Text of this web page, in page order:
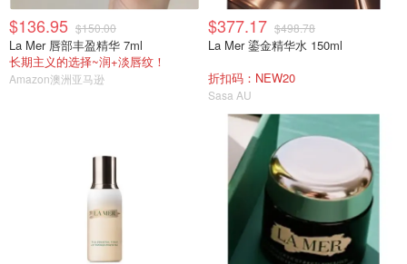
$136.95 $150.00
La Mer 唇部丰盈精华 7ml
长期主义的选择~润+淡唇纹！
Amazon澳洲亚马逊
$377.17 $498.78
La Mer 鎏金精华水 150ml
折扣码：NEW20
Sasa AU